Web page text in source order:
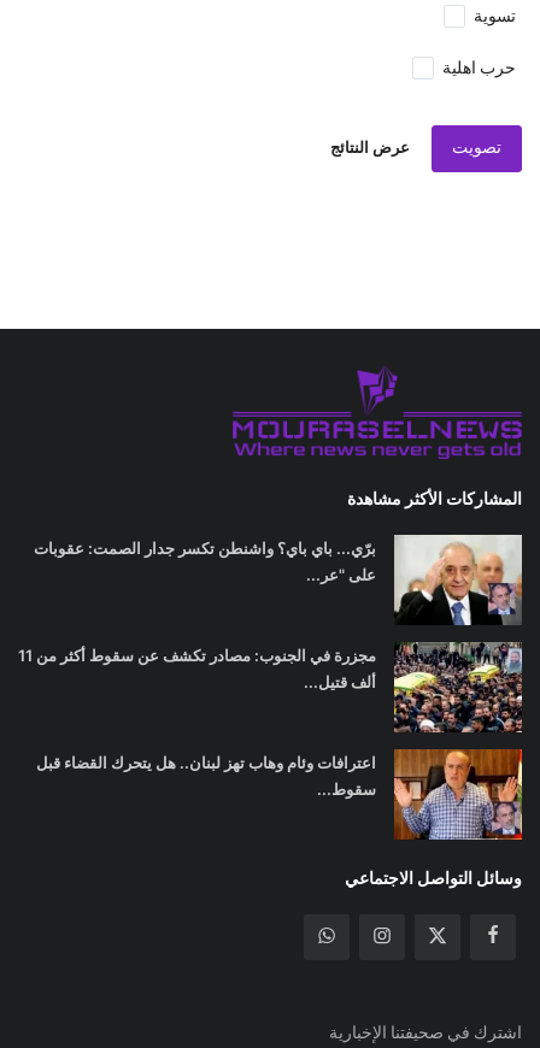
تسوية
حرب اهلية
تصويت عرض النتائج
المشاركات الأكثر مشاهدة
برّي... باي باي؟ واشنطن تكسر جدار الصمت: عقوبات
على "عر...
مجزرة في الجنوب: مصادر تكشف عن سقوط أكثر من 11
ألف قتيل...
اعترافات وئام وهاب تهز لبنان.. هل يتحرك القضاء قبل
سقوط...
وسائل التواصل الاجتماعي
اشترك في صحيفتنا الإخبارية